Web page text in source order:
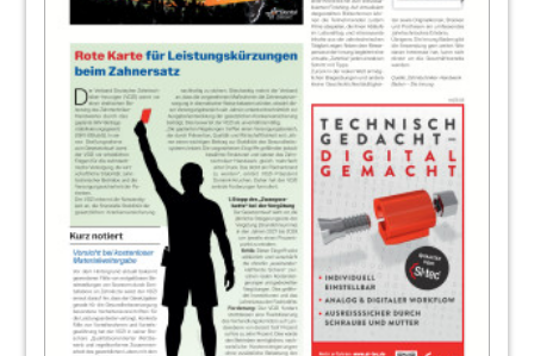
GC Europe N.V.
Zukunftsdialog der Zahntechnik in
Dortmund
Redaktion
Sharing is caring: Dentale Schreibtalente
gesucht!
Markt